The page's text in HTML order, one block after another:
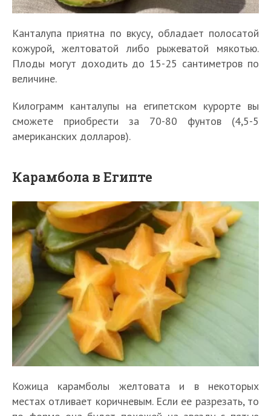
Канталупа приятна по вкусу, обладает полосатой
кожурой, желтоватой либо рыжеватой мякотью.
Плоды могут доходить до 15-25 сантиметров по
величине.
Килограмм канталупы на египетском курорте вы
сможете приобрести за 70-80 фунтов (4,5-5
американских долларов).
Карамбола в Египте
Кожица карамболы желтовата и в некоторых
местах отливает коричневым. Если ее разрезать, то